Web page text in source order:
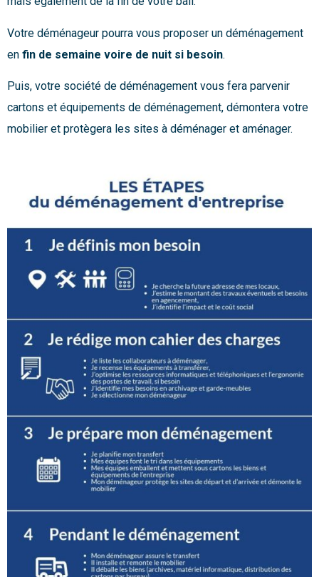
Votre déménageur pourra vous proposer un déménagement
en fin de semaine voire de nuit si besoin.
Puis, votre société de déménagement vous fera parvenir
cartons et équipements de déménagement, démontera votre
mobilier et protègera les sites à déménager et aménager.